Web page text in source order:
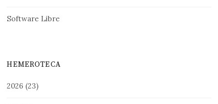
Software Libre
HEMEROTECA
2026 (23)